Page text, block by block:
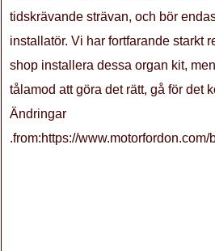
tidskrävande strävan, och bör
installatör. Vi har fortfarande starkt
shop installera dessa organ kit,
tålamod att göra det rätt, gå för det
Ändringar
.from:https://www.motorfordon.com/